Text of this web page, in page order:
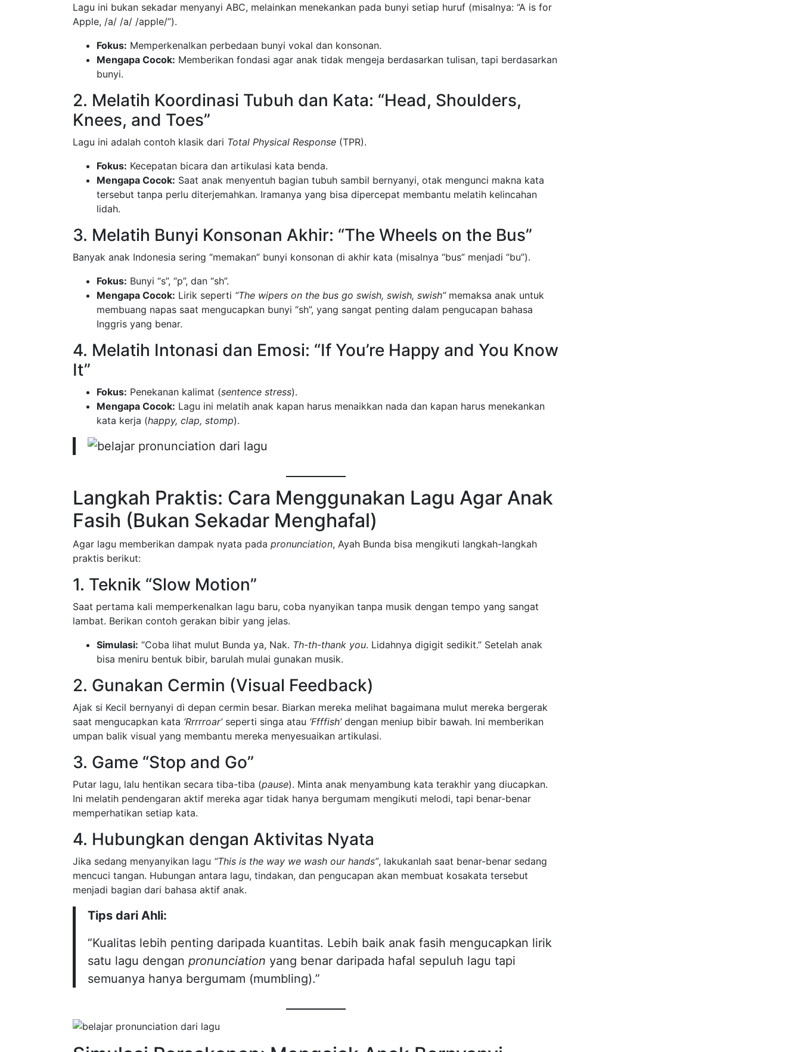
Lagu ini bukan sekadar menyanyi ABC, melainkan menekankan pada bunyi setiap huruf (misalnya: “A is for
Apple, /a/ /a/ /apple/”).
Fokus: Memperkenalkan perbedaan bunyi vokal dan konsonan.
Mengapa Cocok: Memberikan fondasi agar anak tidak mengeja berdasarkan tulisan, tapi berdasarkan
bunyi.
2. Melatih Koordinasi Tubuh dan Kata: “Head, Shoulders,
Knees, and Toes”
Lagu ini adalah contoh klasik dari Total Physical Response (TPR).
Fokus: Kecepatan bicara dan artikulasi kata benda.
Mengapa Cocok: Saat anak menyentuh bagian tubuh sambil bernyanyi, otak mengunci makna kata
tersebut tanpa perlu diterjemahkan. Iramanya yang bisa dipercepat membantu melatih kelincahan
lidah.
3. Melatih Bunyi Konsonan Akhir: “The Wheels on the Bus”
Banyak anak Indonesia sering “memakan” bunyi konsonan di akhir kata (misalnya “bus” menjadi “bu”).
Fokus: Bunyi “s”, “p”, dan “sh”.
Mengapa Cocok: Lirik seperti “The wipers on the bus go swish, swish, swish”memaksa anak untuk
membuang napas saat mengucapkan bunyi “sh”, yang sangat penting dalam pengucapan bahasa
Inggris yang benar.
4. Melatih Intonasi dan Emosi: “If You’re Happy and You Know
It”
Fokus: Penekanan kalimat (sentence stress).
Mengapa Cocok: Lagu ini melatih anak kapan harus menaikkan nada dan kapan harus menekankan
kata kerja (happy, clap, stomp).
Langkah Praktis: Cara Menggunakan Lagu Agar Anak
Fasih (Bukan Sekadar Menghafal)
Agar lagu memberikan dampak nyata pada pronunciation, Ayah Bunda bisa mengikuti langkah-langkah
praktis berikut:
1. Teknik “Slow Motion”
Saat pertama kali memperkenalkan lagu baru, coba nyanyikan tanpa musik dengan tempo yang sangat
lambat. Berikan contoh gerakan bibir yang jelas.
Simulasi: “Coba lihat mulut Bunda ya, Nak. Th-th-thank you. Lidahnya digigit sedikit.” Setelah anak
bisa meniru bentuk bibir, barulah mulai gunakan musik.
2. Gunakan Cermin (Visual Feedback)
Ajak si Kecil bernyanyi di depan cermin besar. Biarkan mereka melihat bagaimana mulut mereka bergerak
saat mengucapkan kata ‘Rrrrroar’seperti singa atau ‘Ffffish’dengan meniup bibir bawah. Ini memberikan
umpan balik visual yang membantu mereka menyesuaikan artikulasi.
3. Game “Stop and Go”
Putar lagu, lalu hentikan secara tiba-tiba (pause). Minta anak menyambung kata terakhir yang diucapkan.
Ini melatih pendengaran aktif mereka agar tidak hanya bergumam mengikuti melodi, tapi benar-benar
memperhatikan setiap kata.
4. Hubungkan dengan Aktivitas Nyata
Jika sedang menyanyikan lagu “This is the way we wash our hands”, lakukanlah saat benar-benar sedang
mencuci tangan. Hubungan antara lagu, tindakan, dan pengucapan akan membuat kosakata tersebut
menjadi bagian dari bahasa aktif anak.
Tips dari Ahli:
“Kualitas lebih penting daripada kuantitas. Lebih baik anak fasih mengucapkan lirik
satu lagu dengan pronunciation yang benar daripada hafal sepuluh lagu tapi
semuanya hanya bergumam (mumbling).”